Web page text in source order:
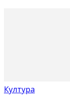
Култура